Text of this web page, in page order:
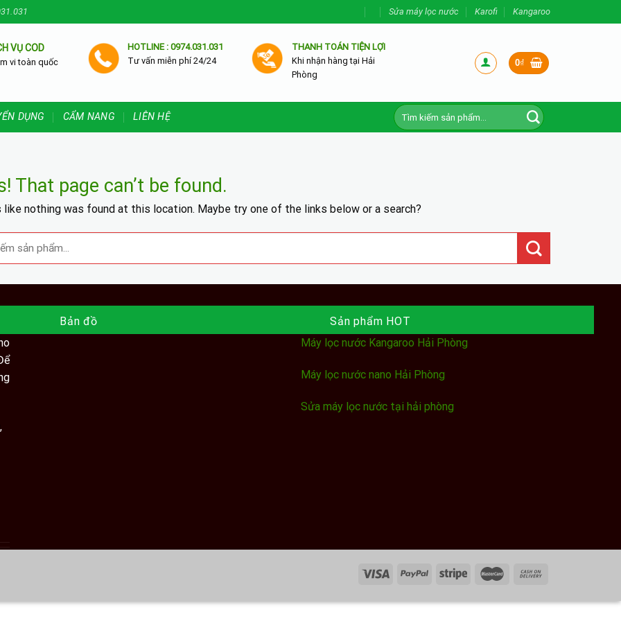
Sửa máy lọc nước Karofi Kangaroo
VỤ COD
vi toàn quốc
HOTLINE : 0974.031.031
Tư vấn miễn phí 24/24
THANH TOÁN TIỆN LỢI
Khi nhận hàng tại Hải
Phòng
0₫
DỤNG CẨM NANG LIÊN HỆ
Tìm
kiếm:
That page can’t be found.
nothing was found at this location. Maybe try one of the links below or a search?
Bản đồ
Sản phẩm HOT
Máy lọc nước Kangaroo Hải Phòng
Máy lọc nước nano Hải Phòng
Sửa máy lọc nước tại hải phòng